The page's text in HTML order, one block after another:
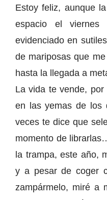
Estoy feliz, aunque
espacio el
evidenciado en
de mariposas que
hasta la llegada a
La vida te vende,
en las yemas de los
veces te dice que
momento de
la trampa, este año,
y a pesar de coger
zampármelo, miré a